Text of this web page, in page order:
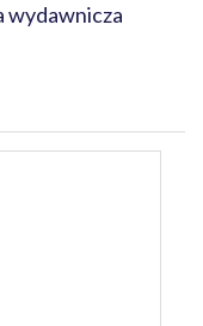
wydawnicza